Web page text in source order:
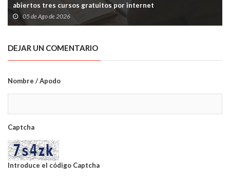
abiertos tres cursos gratuitos por internet
05 de Ago de 2026
DEJAR UN COMENTARIO
Nombre / Apodo
Captcha
Introduce el código Captcha